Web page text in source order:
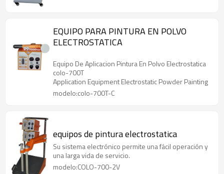
EQUIPO PARA PINTURA EN POLVO
ELECTROSTATICA
Equipo De Aplicacion Pintura En Polvo Electrostatica
colo-700T
Application Equipment Electrostatic Powder Painting
modelo:colo-700T-C
equipos de pintura electrostatica
Su sistema electrónico permite una fácil operación y
una larga vida de servicio.
modelo:COLO-700-2V